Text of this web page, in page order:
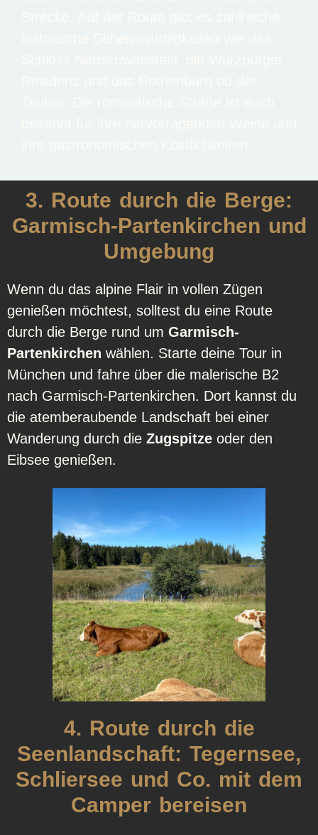
3. Route durch die Berge:
Garmisch-Partenkirchen und
Umgebung
Wenn du das alpine Flair in vollen Zügen
genießen möchtest, solltest du eine Route
durch die Berge rund um Garmisch-
Partenkirchen wählen. Starte deine Tour in
München und fahre über die malerische B2
nach Garmisch-Partenkirchen. Dort kannst du
die atemberaubende Landschaft bei einer
Wanderung durch die Zugspitze oder den
Eibsee genießen.
4. Route durch die
Seenlandschaft: Tegernsee,
Schliersee und Co. mit dem
Camper bereisen